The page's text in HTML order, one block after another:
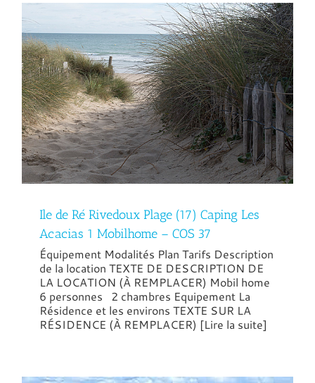
Ile de Ré Rivedoux Plage (17) Caping Les
Acacias 1 Mobilhome – COS 37
Équipement Modalités Plan Tarifs Description
de la location TEXTE DE DESCRIPTION DE
LA LOCATION (À REMPLACER) Mobil home
6 personnes 2 chambres Equipement La
Résidence et les environs TEXTE SUR LA
RÉSIDENCE (À REMPLACER) [Lire la suite]